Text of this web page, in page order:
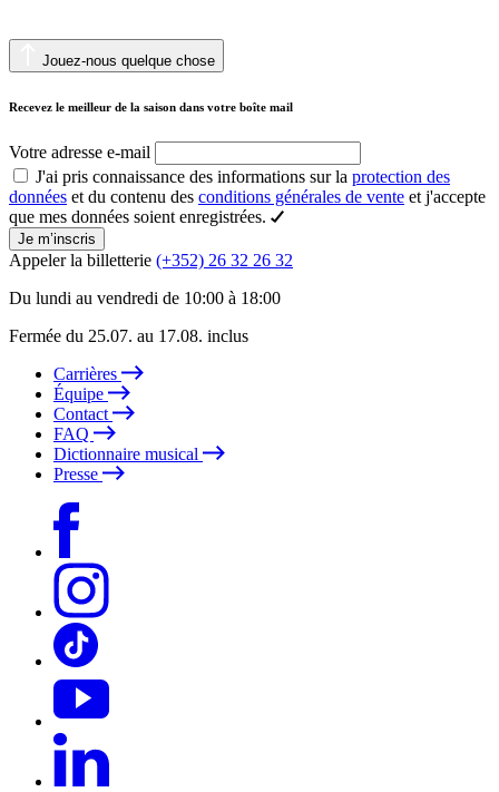
Jouez-nous quelque chose
Recevez le meilleur de la saison dans votre boîte mail
Votre adresse e-mail
J'ai pris connaissance des informations sur la protection des
données et du contenu des conditions générales de vente et j'accepte
que mes données soient enregistrées.
Je m’inscris
Appeler la billetterie (+352) 26 32 26 32
Du lundi au vendredi de 10:00 à 18:00
Fermée du 25.07. au 17.08. inclus
Carrières
Équipe
Contact
FAQ
Dictionnaire musical
Presse